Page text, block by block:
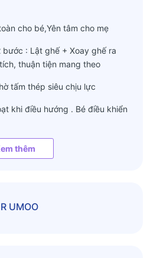
cho bé,Yên tâm cho mẹ
: Lật ghế + Xoay ghế ra
thuận tiện mang theo
tấm thép siêu chịu lực
khi điều hướng . Bé điều khiển
Tạo sự thích thú cho bé
thêm
UMOO